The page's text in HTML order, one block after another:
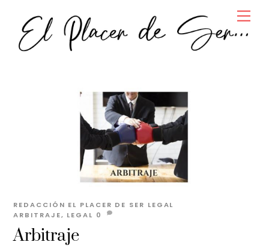
content
Arbitraje
REDACCIÓN EL PLACER DE SER LEGAL
ARBITRAJE, LEGAL 0